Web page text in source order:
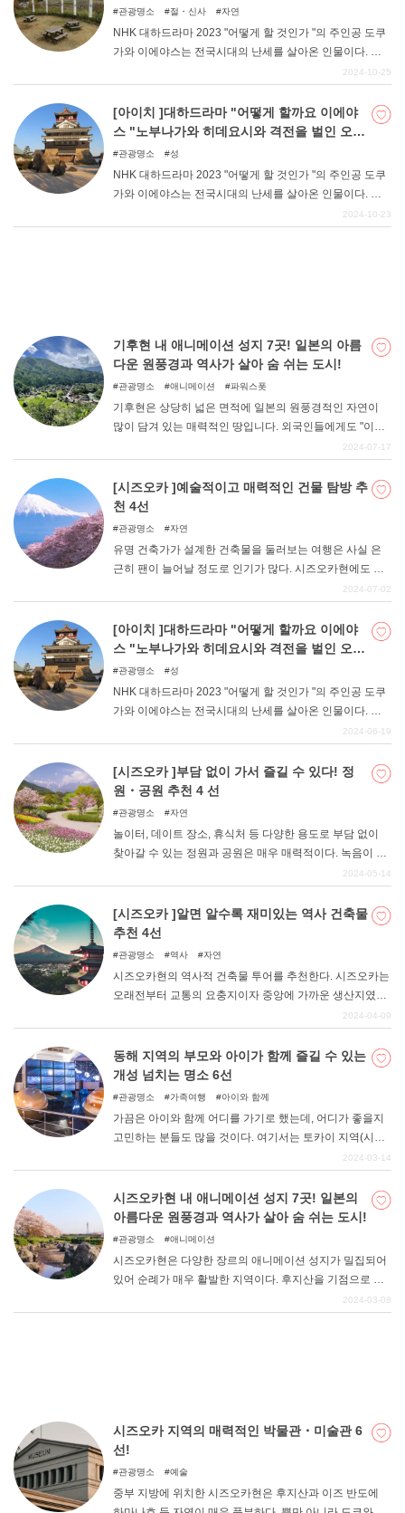
진지 11선
관광명소 절・신사 자연
NHK 대하드라마 2023 "어떻게 할 것인가 "의 주인공 도쿠
가와 이에야스는 전국시대의 난세를 살아온 인물이다. 인
생의 대부분을 전투에 몰두하는 나날을 보냈습니다. 그 중
투일 것이다. 기후현 서남단에 위치한 세키가하라마치에는
전투에 참전한 장수들의 진지가 남아 있습니다. 그 중에서
11명의 무장의 진지와 전투의 사적을 소개합니다.
2024-10-25
[아이치 ]대하드라마 "어떻게 할까요 이에야
스 "노부나가와 히데요시와 격전을 벌인 오와
리-미카와의 명성 5선
관광명소 성
NHK 대하드라마 2023 "어떻게 할 것인가 "의 주인공 도쿠
가와 이에야스는 전국시대의 난세를 살아온 인물이다. 오
카자키성에서 태어났지만 어린 시절은 인질로 이마가와 가
2024-10-23
기후현 내 애니메이션 성지 7곳! 일본의 아름
다운 원풍경과 역사가 살아 숨 쉬는 도시!
관광명소 애니메이션 파워스폿
기후현은 상당히 넓은 면적에 일본의 원풍경적인 자연이
많이 담겨 있는 매력적인 땅입니다. 외국인들에게도 "이것
이 바로 일본 "이라고 생각하게 만드는 힘이 있으며, 특히
기의 요인은 무엇보다도 옛날 그대로의 고즈넉한 풍경이
일본인으로서의 자부심을 자극한다. 창작자들의 심금을 울
리는 곳으로 다양한 창작물의 원천이 되는 곳이기도 하다.
2024-07-17
[시즈오카 ]예술적이고 매력적인 건물 탐방 추
천 4선
관광명소 자연
유명 건축가가 설계한 건축물을 둘러보는 여행은 사실 은
근히 팬이 늘어날 정도로 인기가 많다. 시즈오카현에도 많
은 유명 건축물이 있어 관광을 위해 방문하는 사람도 많다.
진 찍기 좋은 광경이라고 할 수 있다. 이번 기사에서는 시즈
오카현의 예술적이고 매력적인 건축물을 소개하고자 한다.
2024-07-02
[아이치 ]대하드라마 "어떻게 할까요 이에야
스 "노부나가와 히데요시와 격전을 벌인 오와
리-미카와의 명성 5선
관광명소 성
NHK 대하드라마 2023 "어떻게 할 것인가 "의 주인공 도쿠
가와 이에야스는 전국시대의 난세를 살아온 인물이다. 오
카자키성에서 태어났지만 어린 시절은 인질로 이마가와 가
마가와 요시모토가 전사하자 오카자키성으로 돌아와 오다
노부나가, 도요토미 히데요시와 함께 난세의 최전선을 걷
게 됩니다. 이번 기사에서는 오와리, 미카와에 세워진 오카
2024-06-19
[시즈오카 ]부담 없이 가서 즐길 수 있다! 정
원・공원 추천 4 선
관광명소 자연
놀이터, 데이트 장소, 휴식처 등 다양한 용도로 부담 없이
찾아갈 수 있는 정원과 공원은 매우 매력적이다. 녹음이 우
거져 경치를 즐길 수 있는 곳, 놀이기구가 있는 곳에서는 가
있습니다. 이번 기사에서는 시즈오카현의 정원・공원을 소
개합니다.
2024-05-14
[시즈오카 ]알면 알수록 재미있는 역사 건축물
추천 4선
관광명소 역사 자연
시즈오카현의 역사적 건축물 투어를 추천한다. 시즈오카는
오래전부터 교통의 요충지이자 중앙에 가까운 생산지였기
때문에 중요한 건축물이 많이 남아 있다. 이들을 관광하면
보낼 수 있습니다. 이번 기사에서는 시즈오카현의 추천 역
사 건축물을 소개합니다.
2024-04-09
동해 지역의 부모와 아이가 함께 즐길 수 있는
개성 넘치는 명소 6선
관광명소 가족여행 아이와 함께
가끔은 아이와 함께 어디를 가기로 했는데, 어디가 좋을지
고민하는 분들도 많을 것이다. 여기서는 토카이 지역(시즈
오카, 아이치, 기후, 미에)에서 아이와 함께 즐길 수 있는 명
2024-03-14
시즈오카현 내 애니메이션 성지 7곳! 일본의
아름다운 원풍경과 역사가 살아 숨 쉬는 도시!
관광명소 애니메이션
시즈오카현은 다양한 장르의 애니메이션 성지가 밀집되어
있어 순례가 매우 활발한 지역이다. 후지산을 기점으로 하
면서도 넓은 부지가 장점이며, 관동권에서도 방어 가능한
2024-03-08
시즈오카 지역의 매력적인 박물관・미술관 6
선!
관광명소 예술
중부 지방에 위치한 시즈오카현은 후지산과 이즈 반도에